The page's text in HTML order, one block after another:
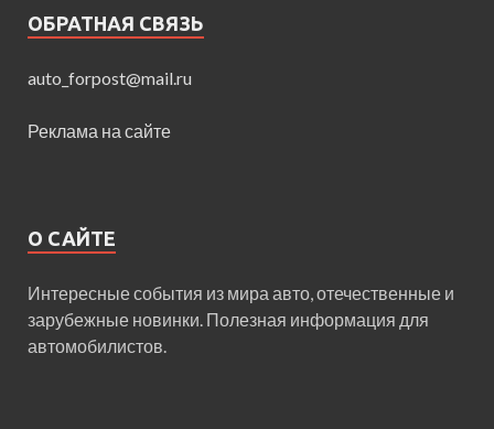
ОБРАТНАЯ СВЯЗЬ
auto_forpost@mail.ru
Реклама на сайте
О САЙТЕ
Интересные события из мира авто, отечественные и
зарубежные новинки. Полезная информация для
автомобилистов.